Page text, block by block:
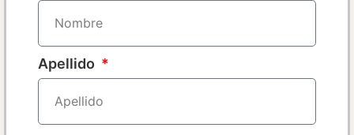
Apellido